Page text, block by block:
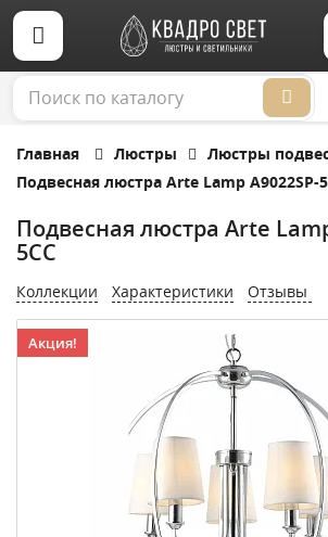
Главная Люстры
Люстры
Подвесная люстра Arte Lamp A9022SP-
Подвесная люстра Arte
5CC
Коллекции Характеристики Отзывы
Акция!